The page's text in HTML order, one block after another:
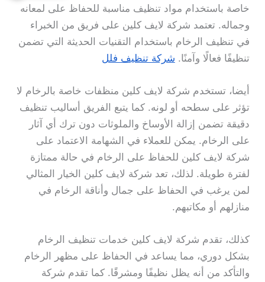
خاصة باستخدام مواد تنظيف مناسبة للحفاظ على لمعانه
وجماله. تعتمد شركة لايف كلين على فريق من الخبراء
في تنظيف الرخام باستخدام التقنيات الحديثة التي تضمن
تنظيفًا فعالًا وآمنًا. شركة تنظيف فلل
أيضا، تستخدم شركة لايف كلين منظفات خاصة بالرخام لا
تؤثر على سطحه أو لونه. كما يتبع الفريق أساليب تنظيف
دقيقة تضمن إزالة الأوساخ والملوثات دون ترك أي آثار
على الرخام. يمكن للعملاء في الشهامة الاعتماد على
شركة لايف كلين للحفاظ على الرخام في حالة ممتازة
لفترة طويلة. لذلك، تعد شركة لايف كلين الخيار المثالي
لمن يرغب في الحفاظ على جمال وأناقة الرخام في
منازلهم أو مكاتبهم.
كذلك، تقدم شركة لايف كلين خدمات تنظيف الرخام
بشكل دوري، مما يساعد في الحفاظ على مظهر الرخام
والتأكد من أنه يظل نظيفًا ومشرقًا. كما تقدم شركة